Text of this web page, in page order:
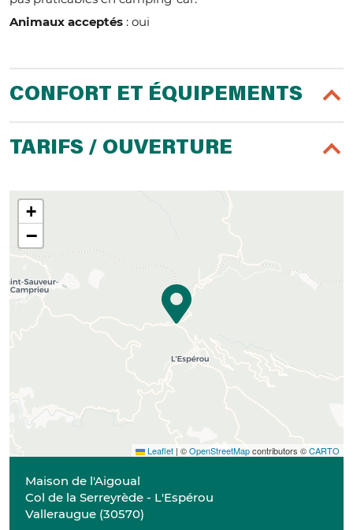
Animaux acceptés : oui
CONFORT ET ÉQUIPEMENTS
TARIFS / OUVERTURE
+
−
Leaflet | ©OpenStreetMapcontributors ©CARTO
Maison de l'Aigoual
Col de la Serreyrède - L'Espérou
Valleraugue (30570)